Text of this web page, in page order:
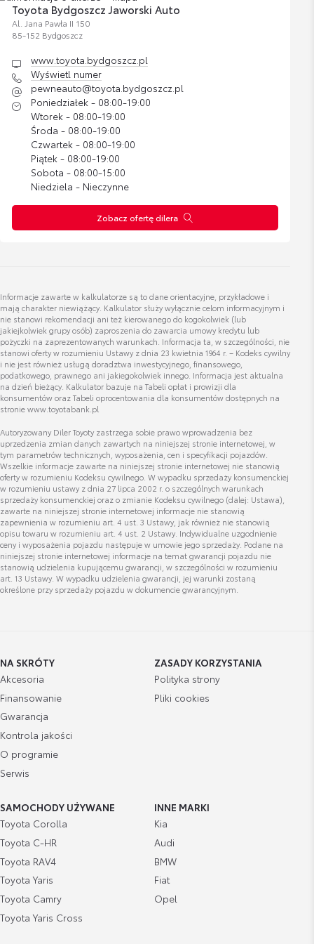
Cena brutto
425,92 zł
Dywaniki welurowe 830gr
Cena brutto
573,12 zł
Bagażnik rowerowy na hak VeloCompact -
2 rowery
Cena brutto
2 837,07 zł
Bagażnik rowerowy na hak VeloCompact -
Dariusz Drzycimski
specjalista ds. sprzedaży samochodów używanych
Wyświetl numer
d.drzycimski@toyota.bydgoszcz.pl
Daniel Łatka
d.latka@toyota.bydgoszcz.pl
Toyota Bydgoszcz Jaworski Auto
Al. Jana Pawła II 150
85-152 Bydgoszcz
www.toyota.bydgoszcz.pl
Wyświetl numer
pewneauto@toyota.bydgoszcz.pl
Poniedziałek - 08:00-19:00
Wtorek - 08:00-19:00
Środa - 08:00-19:00
Czwartek - 08:00-19:00
Piątek - 08:00-19:00
Sobota - 08:00-15:00
Niedziela - Nieczynne
Zobacz ofertę dilera
Informacje zawarte w kalkulatorze są to dane orientacyjne, przykładowe i
mają charakter niewiążący. Kalkulator służy wyłącznie celom informacyjnym i
nie stanowi rekomendacji ani też kierowanego do kogokolwiek (lub
jakiejkolwiek grupy osób) zaproszenia do zawarcia umowy kredytu lub
pożyczki na zaprezentowanych warunkach. Informacja ta, w szczególności, nie
stanowi oferty w rozumieniu Ustawy z dnia 23 kwietnia 1964 r. – Kodeks cywilny
i nie jest również usługą doradztwa inwestycyjnego, finansowego,
podatkowego, prawnego ani jakiegokolwiek innego. Informacja jest aktualna
na dzień bieżący. Kalkulator bazuje na Tabeli opłat i prowizji dla
konsumentów oraz Tabeli oprocentowania dla konsumentów dostępnych na
stronie www.toyotabank.pl
Autoryzowany Diler Toyoty zastrzega sobie prawo wprowadzenia bez
uprzedzenia zmian danych zawartych na niniejszej stronie internetowej, w
tym parametrów technicznych, wyposażenia, cen i specyfikacji pojazdów.
Wszelkie informacje zawarte na niniejszej stronie internetowej nie stanowią
oferty w rozumieniu Kodeksu cywilnego. W wypadku sprzedaży konsumenckiej
w rozumieniu ustawy z dnia 27 lipca 2002 r. o szczególnych warunkach
sprzedaży konsumenckiej oraz o zmianie Kodeksu cywilnego (dalej: Ustawa),
zawarte na niniejszej stronie internetowej informacje nie stanowią
zapewnienia w rozumieniu art. 4 ust. 3 Ustawy, jak również nie stanowią
opisu towaru w rozumieniu art. 4 ust. 2 Ustawy. Indywidualne uzgodnienie
ceny i wyposażenia pojazdu następuje w umowie jego sprzedaży. Podane na
niniejszej stronie internetowej informacje na temat gwarancji pojazdu nie
stanowią udzielenia kupującemu gwarancji, w szczególności w rozumieniu
art. 13 Ustawy. W wypadku udzielenia gwarancji, jej warunki zostaną
określone przy sprzedaży pojazdu w dokumencie gwarancyjnym.
NA SKRÓTY
Akcesoria
Finansowanie
Gwarancja
Kontrola jakości
O programie
Serwis
ZASADY KORZYSTANIA
Polityka strony
Pliki cookies
SAMOCHODY UŻYWANE
Toyota Corolla
Toyota C-HR
Toyota RAV4
Toyota Yaris
Toyota Camry
Toyota Yaris Cross
INNE MARKI
Kia
Audi
BMW
Fiat
Opel